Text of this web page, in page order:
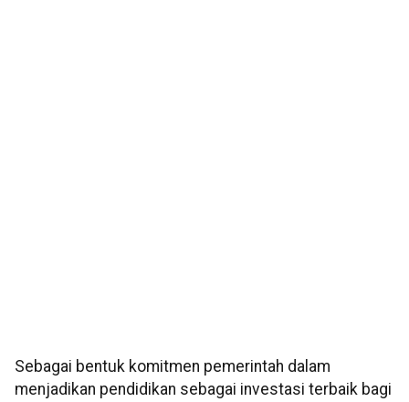
Sebagai bentuk komitmen pemerintah dalam
menjadikan pendidikan sebagai investasi terbaik bagi